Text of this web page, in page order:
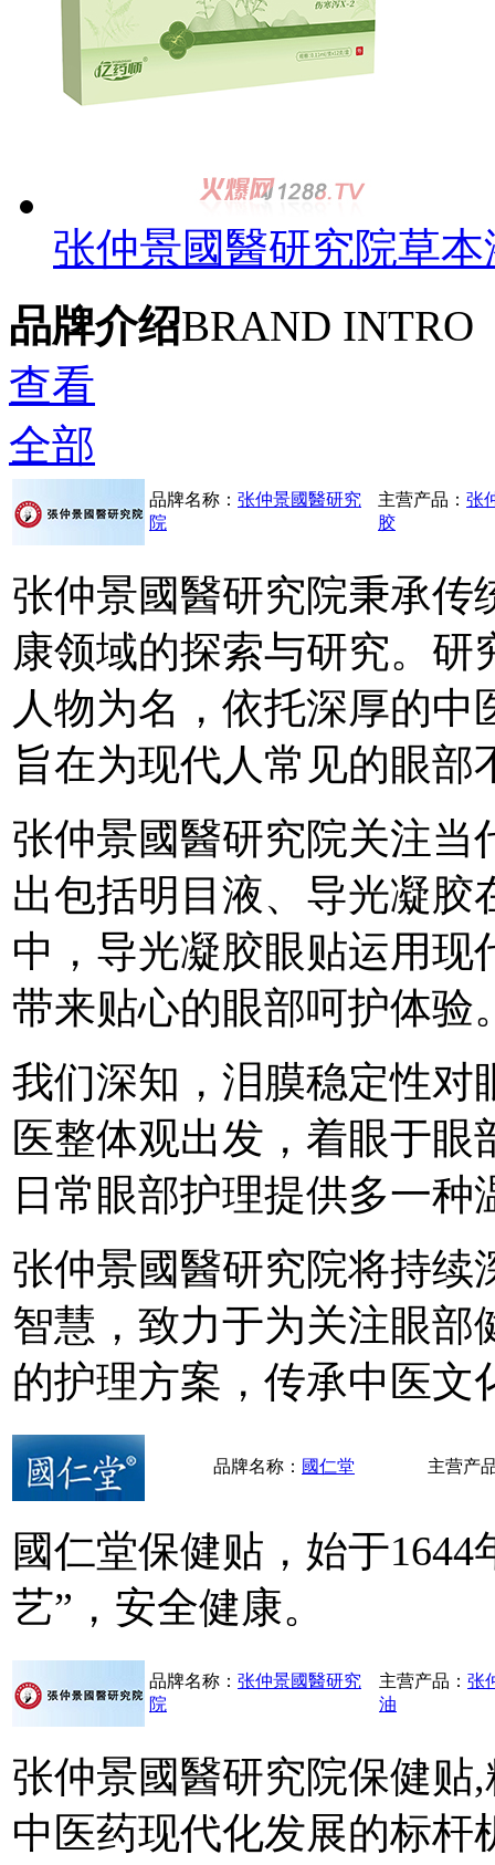
张仲景國醫研究院草
品牌介绍BRAND INTRO
查看
全部
品牌名称： 张仲景國醫研究
院
主营产品： 张
胶
张仲景國醫研究院秉承传
康领域的探索与研究。研
人物为名，依托深厚的
旨在为现代人常见的眼
张仲景國醫研究院关注当
出包括明目液、导光凝胶
中，导光凝胶眼贴运用现
带来贴心的眼部呵护体验
我们深知，泪膜稳定性对
医整体观出发，着眼于
日常眼部护理提供多一种
张仲景國醫研究院将持续
智慧，致力于为关注眼部
的护理方案，传承中医文
品牌名称： 國仁堂 主营产
國仁堂保健贴，始于
艺”，安全健康。
品牌名称： 张仲景國醫研究
院
主营产品： 张
油
张仲景國醫研究院保健贴
中医药现代化发展的标杆